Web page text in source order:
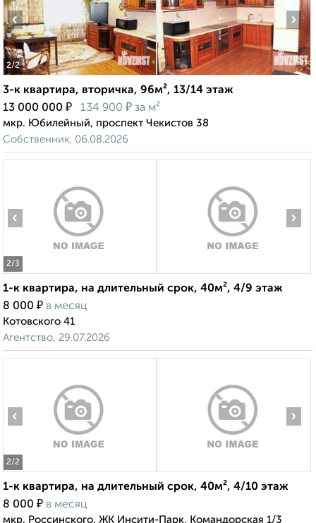
2/2
‹ ›
3-к квартира, вторичка, 96м², 13/14 этаж
13 000 000 ₽ 134 900 ₽ за м²
мкр. Юбилейный, проспект Чекистов 38
Собственник, 06.08.2026
2/3
‹ ›
1-к квартира, на длительный срок, 40м², 4/9 этаж
8 000 ₽ в месяц
Котовского 41
Агентство, 29.07.2026
2/2
‹ ›
1-к квартира, на длительный срок, 40м², 4/10 этаж
8 000 ₽ в месяц
мкр. Россинского, ЖК Инсити-Парк, Командорская 1/3